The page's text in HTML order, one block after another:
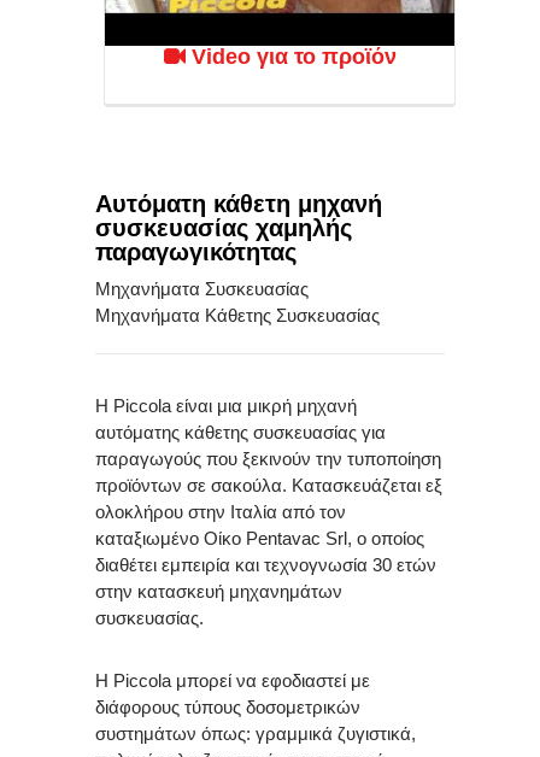
Εξυπηρέτηση
Επικοινωνια
Video για το προϊόν
Αυτόματη κάθετη μηχανή
συσκευασίας χαμηλής
παραγωγικότητας
Μηχανήματα Συσκευασίας
Μηχανήματα Κάθετης Συσκευασίας
Η Piccola είναι μια μικρή μηχανή
αυτόματης κάθετης συσκευασίας για
παραγωγούς που ξεκινούν την τυποποίηση
προϊόντων σε σακούλα. Κατασκευάζεται εξ
ολοκλήρου στην Ιταλία από τον
καταξιωμένο Οίκο Pentavac Srl, ο οποίος
διαθέτει εμπειρία και τεχνογνωσία 30 ετών
στην κατασκευή μηχανημάτων
συσκευασίας.
Η Piccola μπορεί να εφοδιαστεί με
διάφορους τύπους δοσομετρικών
συστημάτων όπως: γραμμικά ζυγιστικά,